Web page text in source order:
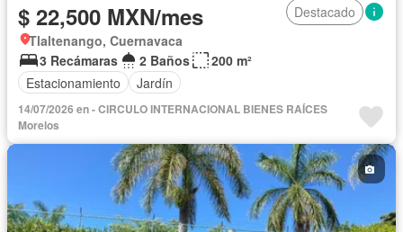
$ 22,500 MXN/mes
Destacado
Tlaltenango, Cuernavaca
3 Recámaras
2 Baños
200 m²
Estacionamiento
Jardín
14/07/2026 en - CIRCULO INTERNACIONAL BIENES RAÍCES
Morelos